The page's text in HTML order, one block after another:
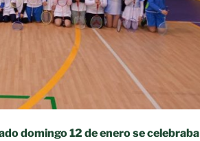
domingo 12 de enero se celebraba